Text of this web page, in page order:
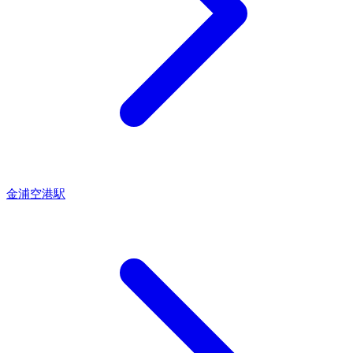
金浦空港駅